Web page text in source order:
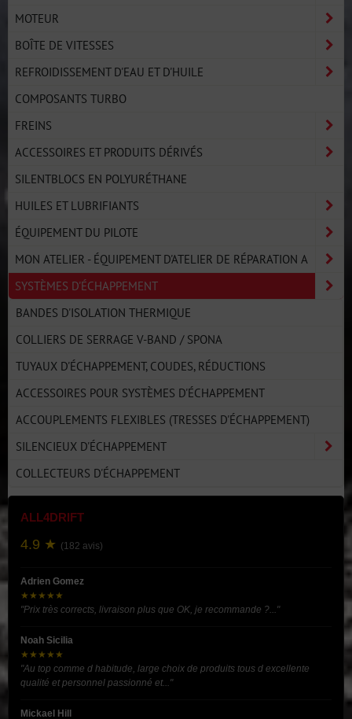
MOTEUR
BOÎTE DE VITESSES
REFROIDISSEMENT D'EAU ET D'HUILE
COMPOSANTS TURBO
FREINS
ACCESSOIRES ET PRODUITS DÉRIVÉS
SILENTBLOCS EN POLYURÉTHANE
HUILES ET LUBRIFIANTS
ÉQUIPEMENT DU PILOTE
MON ATELIER - ÉQUIPEMENT D'ATELIER DE RÉPARATION A
SYSTÈMES D'ÉCHAPPEMENT
BANDES D'ISOLATION THERMIQUE
COLLIERS DE SERRAGE V-BAND / SPONA
TUYAUX D'ÉCHAPPEMENT, COUDES, RÉDUCTIONS
ACCESSOIRES POUR SYSTÈMES D'ÉCHAPPEMENT
ACCOUPLEMENTS FLEXIBLES (TRESSES D'ÉCHAPPEMENT)
SILENCIEUX D'ÉCHAPPEMENT
COLLECTEURS D'ÉCHAPPEMENT
ALL4DRIFT
4.9 ★ (182 avis)
Adrien Gomez
★★★★★
"Prix très corrects, livraison plus que OK, je recommande ?..."
Noah Sicilia
★★★★★
"Au top comme d habitude, large choix de produits tous d excellente
qualité et personnel passionné et..."
Mickael Hill